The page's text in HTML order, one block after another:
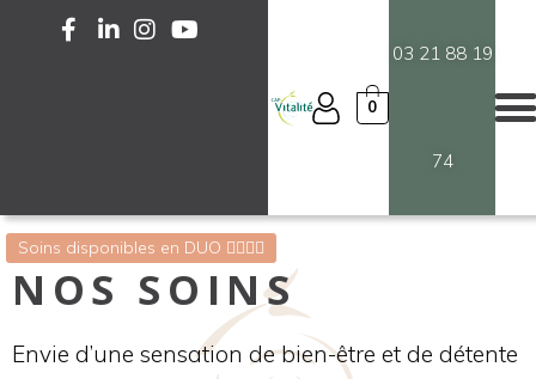
0
03 21 88 19
74
Soins disponibles en DUO 💆‍♀️💆‍♂️
NOS SOINS
Envie d’une sensation de bien-être et de détente